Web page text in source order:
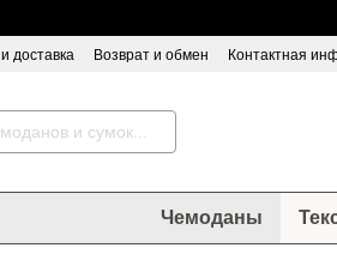
доставка Возврат и обмен Контактная
Чемоданы